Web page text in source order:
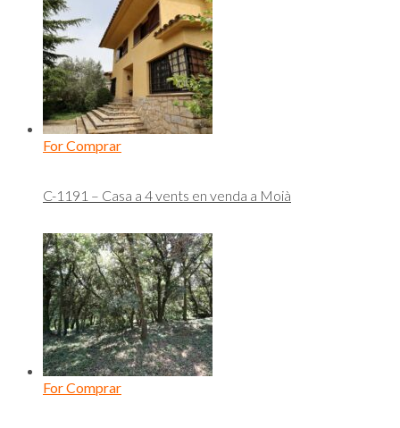
For Comprar
C-1191 – Casa a 4 vents en venda a Moià
For Comprar